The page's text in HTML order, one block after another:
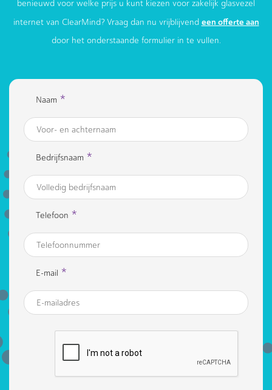
benieuwd voor welke prijs u kunt kiezen voor zakelijk glasvezel
internet van ClearMind? Vraag dan nu vrijblijvend een offerte aan
door het onderstaande formulier in te vullen.
Naam *
Bedrijfsnaam *
Telefoon *
E-mail *